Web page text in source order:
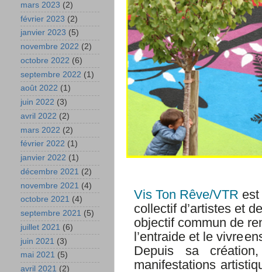
Vis Ton Rêve/VTR
collectif d’artistes et
objectif commun de
l’entraide et le vivre
Depuis sa
manifestations
mars 2023 (2)
février 2023 (2)
janvier 2023 (5)
novembre 2022 (2)
octobre 2022 (6)
septembre 2022 (1)
août 2022 (1)
juin 2022 (3)
avril 2022 (2)
mars 2022 (2)
février 2022 (1)
janvier 2022 (1)
décembre 2021 (2)
novembre 2021 (4)
octobre 2021 (4)
septembre 2021 (5)
juillet 2021 (6)
juin 2021 (3)
mai 2021 (5)
avril 2021 (2)